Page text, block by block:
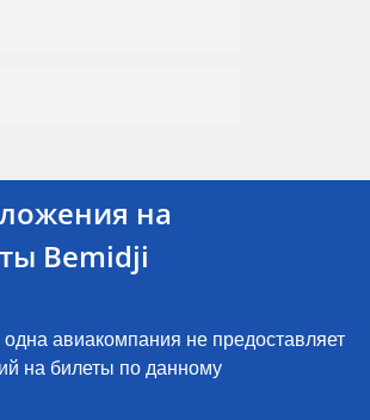
на
Bemidji
авиакомпания не предоставляет
на билеты по данному